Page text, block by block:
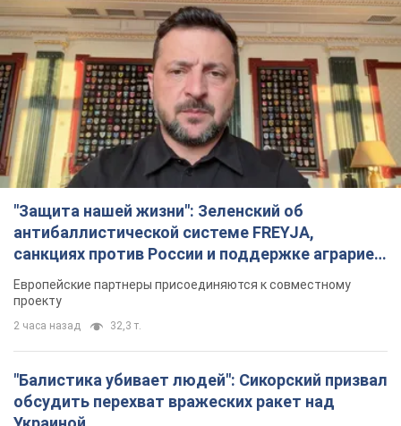
"Защита нашей жизни": Зеленский об
антибаллистической системе FREYJA,
санкциях против России и поддержке аграриев.
Видео
Европейские партнеры присоединяются к совместному
проекту
2 часа назад 32,3 т.
"Балистика убивает людей": Сикорский призвал
обсудить перехват вражеских ракет над
Украиной
Украиной
Налоговая служба передаст Минобороны
данные о мужчинах в возрасте от 18 до 60 лет:
зачем это нужно